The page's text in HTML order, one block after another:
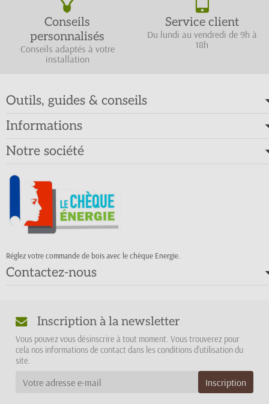
Conseils
personnalisés
Conseils adaptés à votre
installation
Service client
Du lundi au vendredi de 9h à
18h
Outils, guides & conseils
Informations
Notre société
Réglez votre commande de bois avec le chèque Energie.
Contactez-nous
Inscription à la newsletter
Vous pouvez vous désinscrire à tout moment. Vous trouverez pour
cela nos informations de contact dans les conditions d'utilisation du
site.